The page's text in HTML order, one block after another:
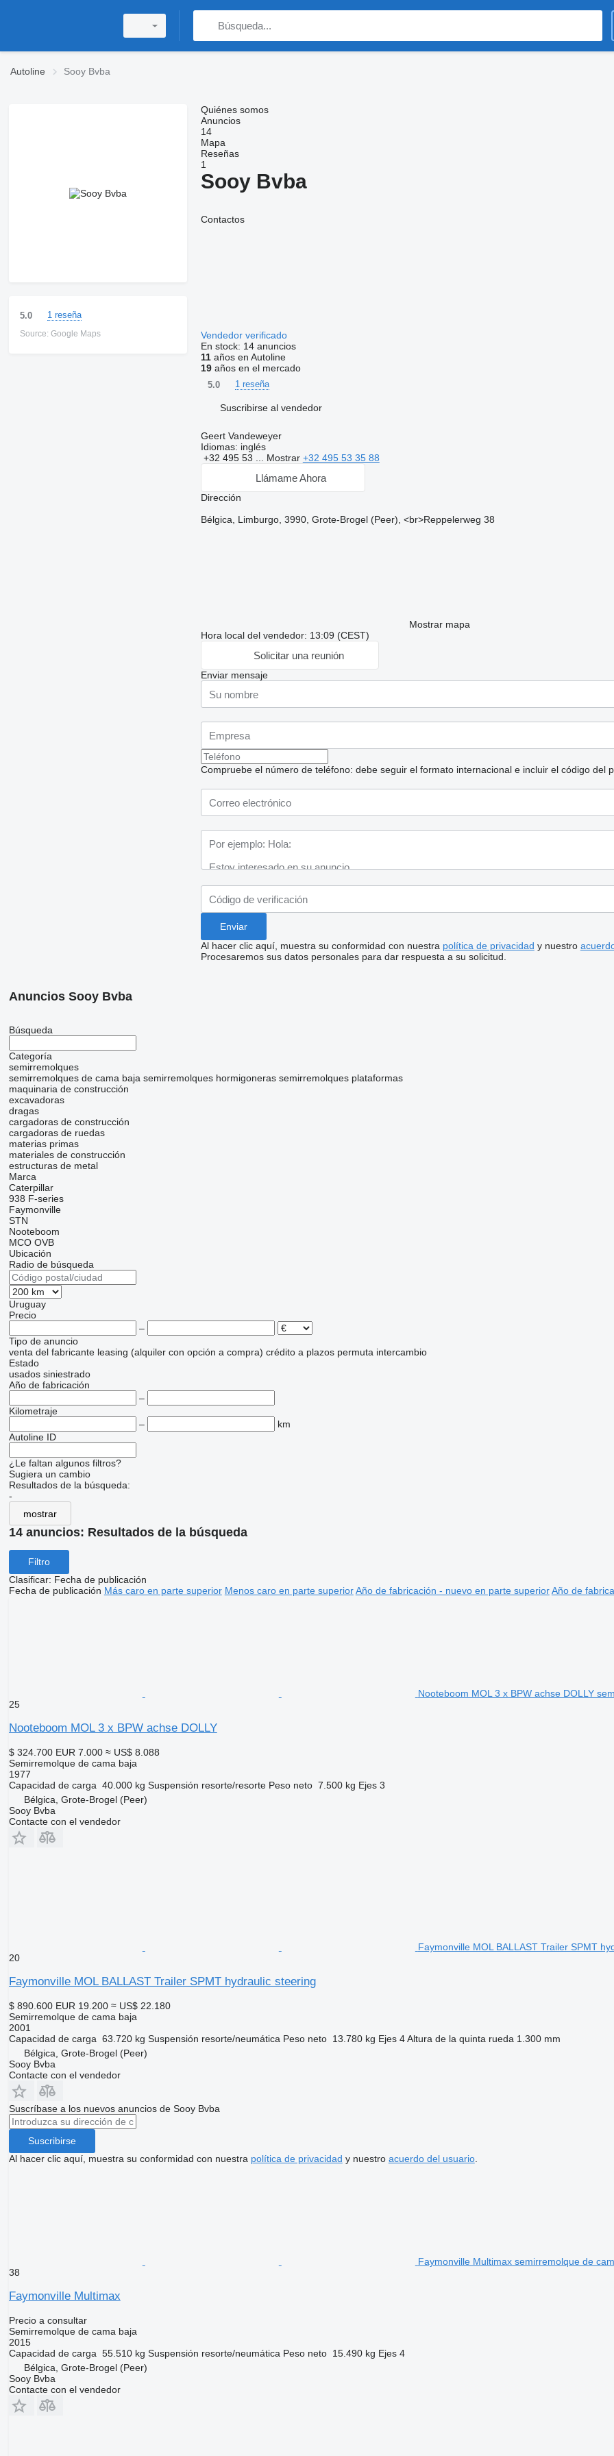
Autoline Sooy Bvba
5.0 1 reseña
Source: Google Maps
Quiénes somos
Anuncios
14
Mapa
Reseñas
1
Sooy Bvba
Contactos
Vendedor verificado
En stock: 14 anuncios
11años en Autoline
19años en el mercado
5.0 1 reseña
Suscribirse al vendedor
Geert Vandeweyer
Idiomas: inglés
+32 495 53 ... Mostrar +32 495 53 35 88
Llámame Ahora
Dirección
Bélgica, Limburgo, 3990, Grote-Brogel (Peer), <br>Reppelerweg 38
Mostrar mapa
Hora local del vendedor: 13:09 (CEST)
Solicitar una reunión
Enviar mensaje
Compruebe el número de teléfono: debe seguir el formato internacional e incluir el código del
Al hacer clic aquí, muestra su conformidad con nuestra política de privacidad y nuestro
Procesaremos sus datos personales para dar respuesta a su solicitud.
Anuncios Sooy Bvba
Búsqueda
Categoría
semirremolques
semirremolques de cama baja semirremolques hormigoneras semirremolques plataformas
maquinaria de construcción
excavadoras
dragas
cargadoras de construcción
cargadoras de ruedas
materias primas
materiales de construcción
estructuras de metal
Marca
Caterpillar
938 F-series
Faymonville
STN
Nooteboom
MCO OVB
Ubicación
Radio de búsqueda
Uruguay
Precio
–
Tipo de anuncio
venta del fabricante leasing (alquiler con opción a compra) crédito a plazos permuta intercambio
Estado
usados siniestrado
Año de fabricación
–
Kilometraje
–
km
Autoline ID
¿Le faltan algunos filtros?
Sugiera un cambio
Resultados de la búsqueda:
-
mostrar
14 anuncios: Resultados de la búsqueda
Filtro
Clasificar: Fecha de publicación
Fecha de publicación Más caro en parte superior Menos caro en parte superior Año de fabricación - nuevo en parte superior Año de
Nooteboom MOL 3 x BPW achse DOLLY
25
Nooteboom MOL 3 x BPW achse DOLLY
$ 324.700 EUR 7.000 ≈ US$ 8.088
Semirremolque de cama baja
1977
Capacidad de carga 40.000 kg Suspensión resorte/resorte Peso neto 7.500 kg Ejes 3
Bélgica, Grote-Brogel (Peer)
Sooy Bvba
Contacte con el vendedor
Faymonville MOL BALLAST Trailer SPMT
20
Faymonville MOL BALLAST Trailer SPMT hydraulic steering
$ 890.600 EUR 19.200 ≈ US$ 22.180
Semirremolque de cama baja
2001
Capacidad de carga 63.720 kg Suspensión resorte/neumática Peso neto 13.780 kg Ejes 4 Altura de la quinta rueda 1.300 mm
Bélgica, Grote-Brogel (Peer)
Sooy Bvba
Contacte con el vendedor
Suscríbase a los nuevos anuncios de Sooy Bvba
Suscribirse
Al hacer clic aquí, muestra su conformidad con nuestra política de privacidad y nuestro acuerdo del usuario.
Faymonville Multimax semirremolque de
38
Faymonville Multimax
Precio a consultar
Semirremolque de cama baja
2015
Capacidad de carga 55.510 kg Suspensión resorte/neumática Peso neto 15.490 kg Ejes 4
Bélgica, Grote-Brogel (Peer)
Sooy Bvba
Contacte con el vendedor